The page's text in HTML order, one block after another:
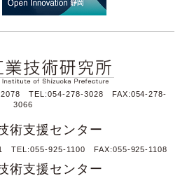
2078 TEL:054-278-3028 FAX:054-278-
3066
術支援センター
TEL:055-925-1100 FAX:055-925-1108
術支援センター